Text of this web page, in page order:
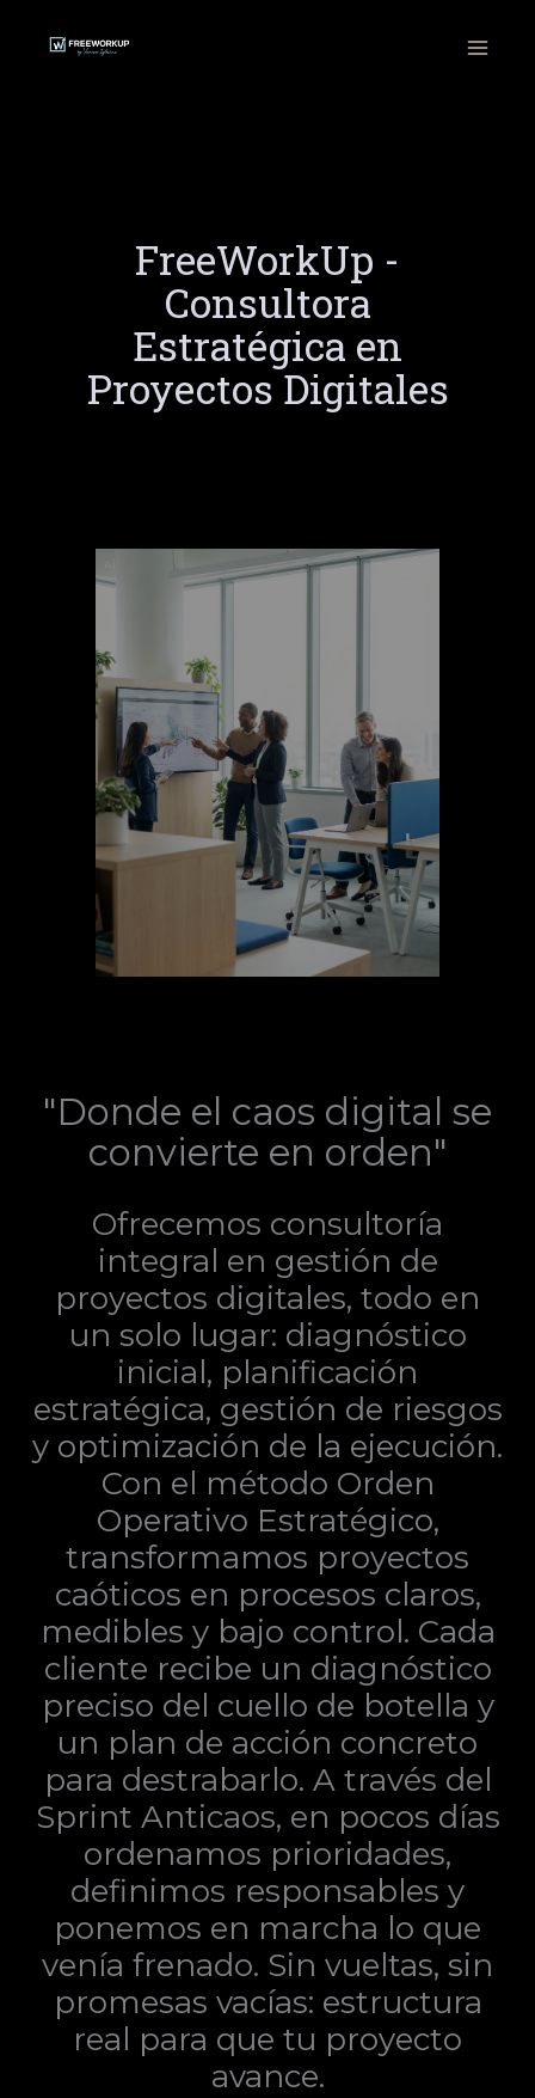
FreeWorkUp -
Consultora
Estratégica en
Proyectos Digitales
"Donde el caos digital se
convierte en orden"
Ofrecemos consultoría
integral en gestión de
proyectos digitales, todo en
un solo lugar: diagnóstico
inicial, planificación
estratégica, gestión de riesgos
y optimización de la ejecución.
Con el método Orden
Operativo Estratégico,
transformamos proyectos
caóticos en procesos claros,
medibles y bajo control. Cada
cliente recibe un diagnóstico
preciso del cuello de botella y
un plan de acción concreto
para destrabarlo. A través del
Sprint Anticaos, en pocos días
ordenamos prioridades,
definimos responsables y
ponemos en marcha lo que
venía frenado. Sin vueltas, sin
promesas vacías: estructura
real para que tu proyecto
avance.